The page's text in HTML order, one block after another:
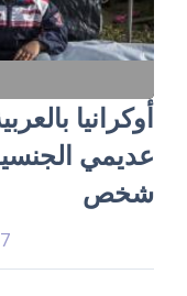
أوكرانيا
شخص